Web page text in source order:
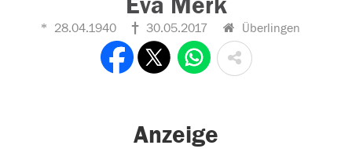
28.04.1940 30.05.2017 Überlingen
Anzeige